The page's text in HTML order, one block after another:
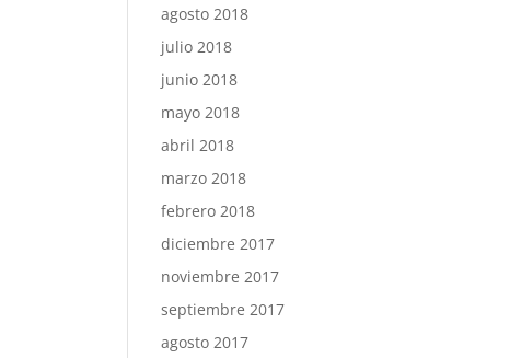
agosto 2018
julio 2018
junio 2018
mayo 2018
abril 2018
marzo 2018
febrero 2018
diciembre 2017
noviembre 2017
septiembre 2017
agosto 2017